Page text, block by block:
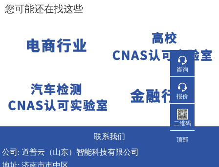
咨询
报价
二维码
顶部
您可能还在找这些
联系我们
公司: 道普云（山东）智能科技有限公司
地址: 济南市市中区